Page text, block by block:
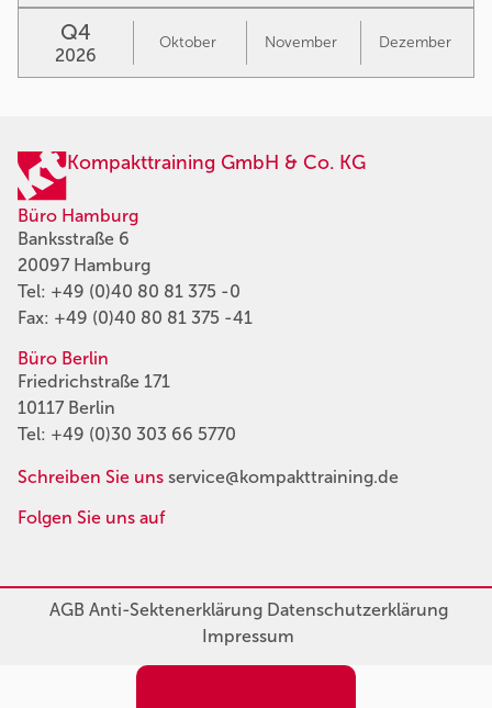
Q4
2026
Oktober November Dezember
Kompakttraining GmbH & Co. KG
Büro Hamburg
Banksstraße 6
20097 Hamburg
Tel: +49 (0)40 80 81 375 -0
Fax: +49 (0)40 80 81 375 -41
Büro Berlin
Friedrichstraße 171
10117 Berlin
Tel: +49 (0)30 303 66 5770
Schreiben Sie uns service@kompakttraining.de
Folgen Sie uns auf
AGBAnti-SektenerklärungDatenschutzerklärung
Impressum